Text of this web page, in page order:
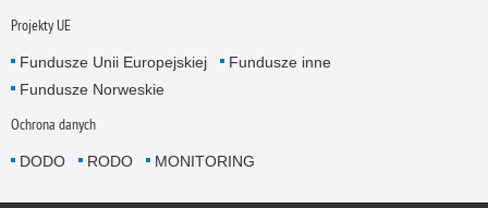
Projekty UE
Fundusze Unii Europejskiej
Fundusze inne
Fundusze Norweskie
Ochrona danych
DODO RODO MONITORING